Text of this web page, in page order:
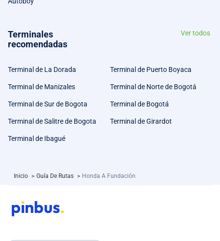
Terminales
recomendadas
Ver todos
Terminal de La Dorada Terminal de Puerto Boyaca
Terminal de Manizales Terminal de Norte de Bogotá
Terminal de Sur de Bogota Terminal de Bogotá
Terminal de Salitre de Bogota Terminal de Girardot
Terminal de Ibagué
Inicio > Guía De Rutas > Honda A Fundación